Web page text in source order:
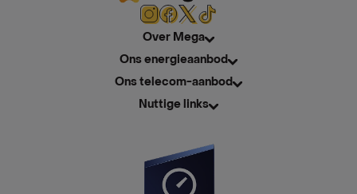
Over Mega
Ons energieaanbod
Ons telecom-aanbod
Nuttige links